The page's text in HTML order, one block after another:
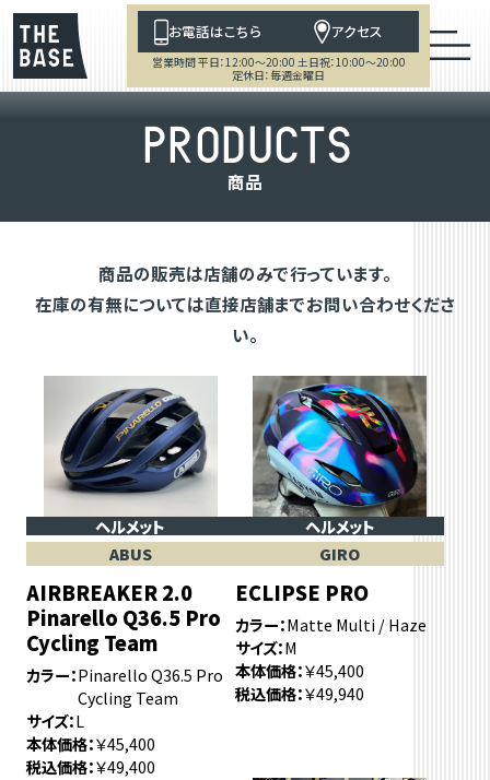
お電話はこちら アクセス
営業時間 平日：12:00～20:00 土日祝：10:00～20:00
定休日：毎週金曜日
PRODUCTS
商品
商品の販売は店舗のみで行っています。
在庫の有無については直接店舗までお問い合わせくださ
い。
ヘルメット
ABUS
AIRBREAKER 2.0
Pinarello Q36.5 Pro
Cycling Team
カラー Pinarello Q36.5 Pro
Cycling Team
サイズ L
本体価格 ￥45,400
税込価格 ￥49,400
ヘルメット
GIRO
ECLIPSE PRO
カラー Matte Multi / Haze
サイズ M
本体価格 ￥45,400
税込価格 ￥49,940